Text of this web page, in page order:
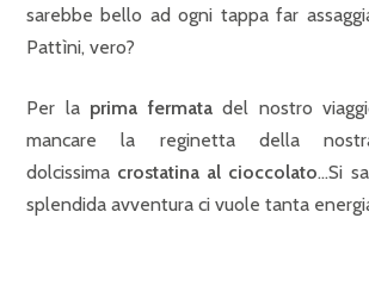
sarebbe bello ad ogni tappa far
Pattìni, vero?
Per la prima fermatadel nostro
mancare la reginetta della
dolcissima crostatina al cioccolato…Si
splendida avventura ci vuole tanta